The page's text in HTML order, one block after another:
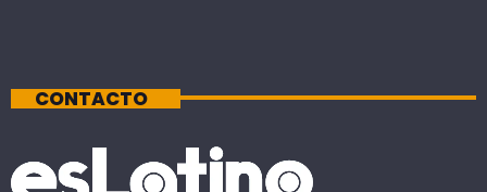
CONTACTO